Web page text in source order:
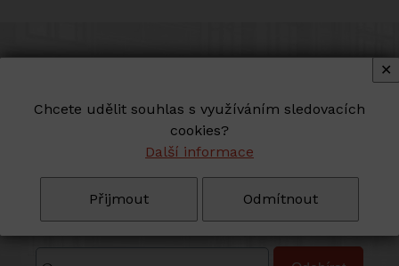
NEWSLETTER
Zámecké lékárny
Chcete udělit souhlas s využíváním sledovacích
cookies?
Další informace
Přijmout Odmítnout
✕